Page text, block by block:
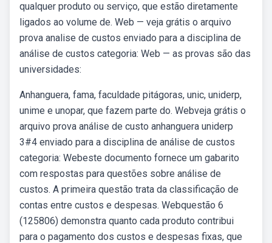
qualquer produto ou serviço, que estão diretamente
ligados ao volume de. Web — veja grátis o arquivo
prova analise de custos enviado para a disciplina de
análise de custos categoria: Web — as provas são das
universidades:
Anhanguera, fama, faculdade pitágoras, unic, uniderp,
unime e unopar, que fazem parte do. Webveja grátis o
arquivo prova análise de custo anhanguera uniderp
3#4 enviado para a disciplina de análise de custos
categoria: Webeste documento fornece um gabarito
com respostas para questões sobre análise de
custos. A primeira questão trata da classificação de
contas entre custos e despesas. Webquestão 6
(125806) demonstra quanto cada produto contribui
para o pagamento dos custos e despesas fixas, que